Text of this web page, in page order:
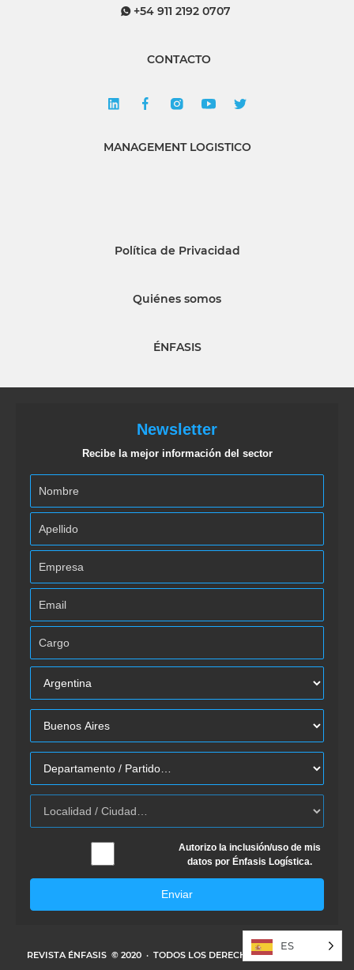
+54 911 2192 0707
CONTACTO
MANAGEMENT LOGISTICO
Política de Privacidad
Quiénes somos
ÉNFASIS
Newsletter
Recibe la mejor información del sector
Autorizo la inclusión/uso de mis
datos por Énfasis Logística.
Enviar
REVISTA ÉNFASIS © 2020 · TODOS LOS DERECHOS RESERVADOS
ES